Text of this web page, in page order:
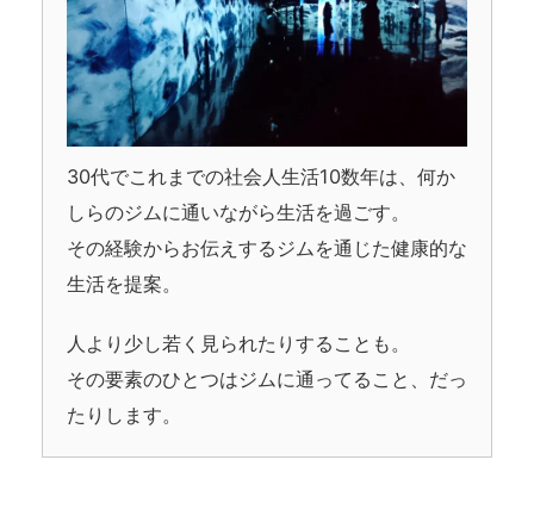
30代でこれまでの社会人生活10数年は、何か
しらのジムに通いながら生活を過ごす。
その経験からお伝えするジムを通じた健康的な
生活を提案。
人より少し若く見られたりすることも。
その要素のひとつはジムに通ってること、だっ
たりします。